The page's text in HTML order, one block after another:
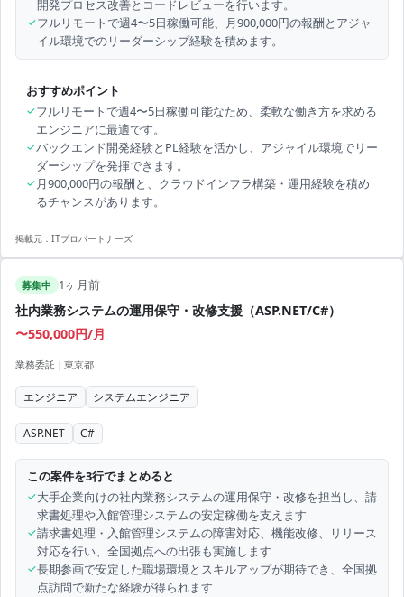
開発プロセス改善とコードレビューを行います。
✓フルリモートで週4〜5日稼働可能、月900,000円の報酬とアジャ
イル環境でのリーダーシップ経験を積めます。
おすすめポイント
✓フルリモートで週4〜5日稼働可能なため、柔軟な働き方を求める
エンジニアに最適です。
✓バックエンド開発経験とPL経験を活かし、アジャイル環境でリー
ダーシップを発揮できます。
✓月900,000円の報酬と、クラウドインフラ構築・運用経験を積め
るチャンスがあります。
掲載元： ITプロパートナーズ
募集中 1ヶ月前
社内業務システムの運用保守・改修支援（ASP.NET/C#）
〜550,000円/月
業務委託 | 東京都
エンジニア システムエンジニア
ASP.NET C#
この案件を3行でまとめると
✓大手企業向けの社内業務システムの運用保守・改修を担当し、請
求書処理や入館管理システムの安定稼働を支えます
✓請求書処理・入館管理システムの障害対応、機能改修、リリース
対応を行い、全国拠点への出張も実施します
✓長期参画で安定した職場環境とスキルアップが期待でき、全国拠
点訪問で新たな経験が得られます